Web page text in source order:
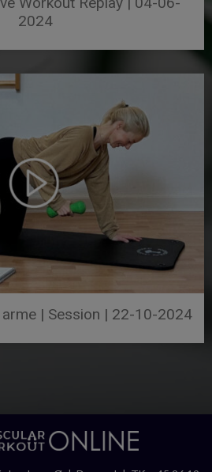
2024
| Session | 22-10-2024